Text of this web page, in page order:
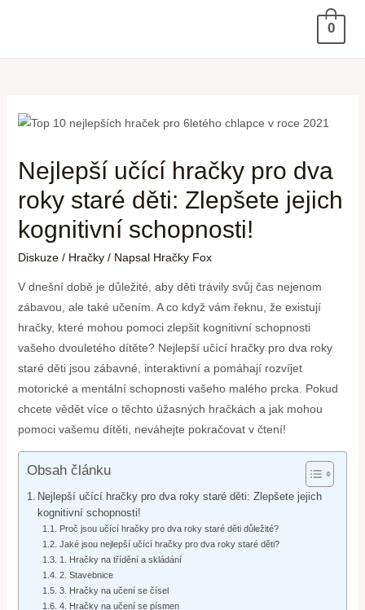
0
Nejlepší učící hračky pro dva
roky staré děti: Zlepšete jejich
kognitivní schopnosti!
Diskuze / Hračky/ Napsal Hračky Fox
V dnešní době je důležité, aby děti trávily svůj čas nejenom
zábavou, ale také učením. A co když vám řeknu, že existují
hračky, které mohou pomoci zlepšit kognitivní schopnosti
vašeho dvouletého dítěte? Nejlepší učící hračky pro dva roky
staré děti jsou zábavné, interaktivní a pomáhají rozvíjet
motorické a mentální schopnosti vašeho malého prcka. Pokud
chcete vědět více o těchto úžasných hračkách a jak mohou
pomoci vašemu dítěti, neváhejte pokračovat v čtení!
Obsah článku
Nejlepší učící hračky pro dva roky staré děti: Zlepšete jejich
kognitivní schopnosti!
Proč jsou učící hračky pro dva roky staré děti důležité?
Jaké jsou nejlepší učící hračky pro dva roky staré děti?
1. Hračky na třídění a skládání
2. Stavebnice
3. Hračky na učení se čísel
4. Hračky na učení se písmen